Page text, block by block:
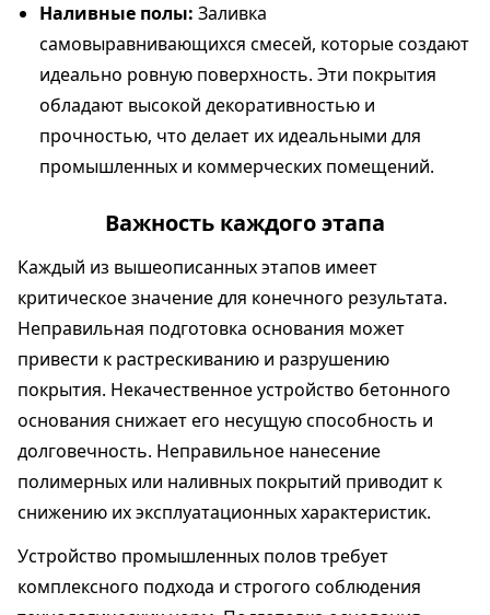
Наливные полы: Заливка
самовыравнивающихся смесей, которые создают
идеально ровную поверхность. Эти покрытия
обладают высокой декоративностью и
прочностью, что делает их идеальными для
промышленных и коммерческих помещений.
Важность каждого этапа
Каждый из вышеописанных этапов имеет
критическое значение для конечного результата.
Неправильная подготовка основания может
привести к растрескиванию и разрушению
покрытия. Некачественное устройство бетонного
основания снижает его несущую способность и
долговечность. Неправильное нанесение
полимерных или наливных покрытий приводит к
снижению их эксплуатационных характеристик.
Устройство промышленных полов требует
комплексного подхода и строгого соблюдения